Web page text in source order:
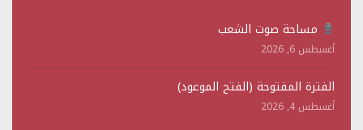
مساحة صوت الشعب
أغسطس 6, 2026
الفترة المفتوحة (الفتح الموعود)
أغسطس 4, 2026